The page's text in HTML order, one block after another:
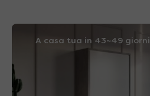
A casa tua in 43~49 giorni